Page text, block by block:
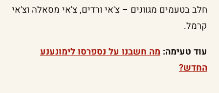
חלב בטעמים מגוונים – צ'אי ורדים, צ'אי מסאלה וצ'אי
קרמל.
עוד טעימה: מה חשבנו על נספרסו לימונענע
החדש?